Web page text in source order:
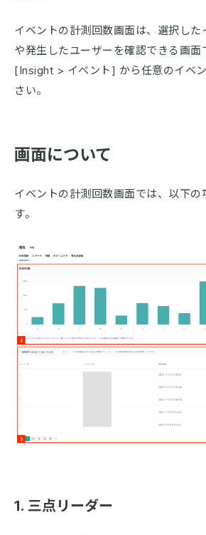
イベントの計測回数画面は、選択し
や発生したユーザーを確認できる画面
[Insight > イベント] から任意のイベ
さい。
画面について
イベントの計測回数画面では、以下の
す。
1. 三点リーダー